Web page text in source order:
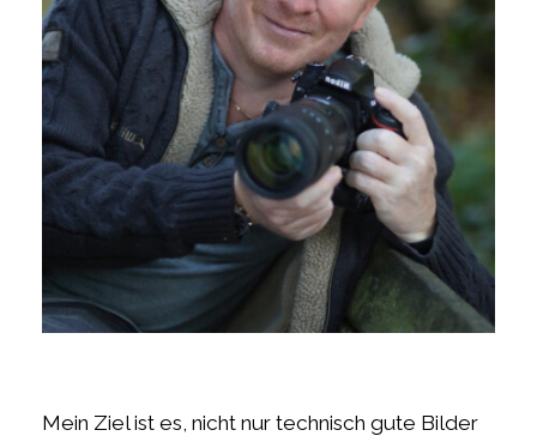
Mein Ziel ist es, nicht nur technisch gute Bilder